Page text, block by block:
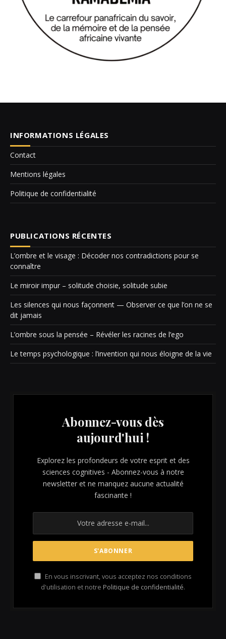
INFORMATIONS LÉGALES
Contact
Mentions légales
Politique de confidentialité
PUBLICATIONS RÉCENTES
L’ombre et le visage : Décoder nos contradictions pour se
connaître
Le miroir impur – solitude choisie, solitude subie
Les silences qui nous façonnent — Observer ce que l’on ne se
dit jamais
L’ombre sous la pensée – Révéler les racines de l’ego
Le temps psychologique : l’invention qui nous éloigne de la vie
Abonnez-vous dès
aujourd'hui !
Explorez les profondeurs de votre esprit et des
sciences cognitives - Abonnez-vous à notre
newsletter et ne manquez aucune actualité
fascinante !
En vous inscrivant, vous acceptez nos conditions
d'utilisation et notre Politique de confidentialité.